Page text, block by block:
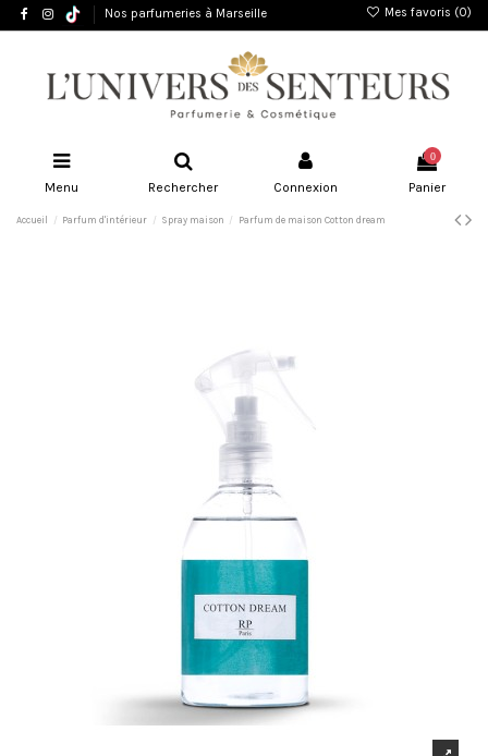
Nos parfumeries à Marseille Mes favoris (0)
Menu Rechercher Connexion
0
Panier
Accueil Parfum d'intérieur Spray maison Parfum de maison Cotton dream